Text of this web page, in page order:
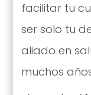
facilitar tu
ser solo tu
aliado en
muchos